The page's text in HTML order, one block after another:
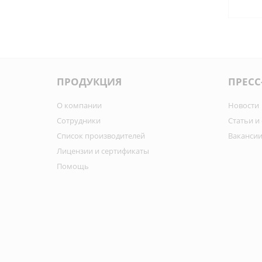
ПРОДУКЦИЯ
О компании
Сотрудники
Список производителей
Лицензии и сертификаты
Помощь
Новости
Статьи
Вакансии